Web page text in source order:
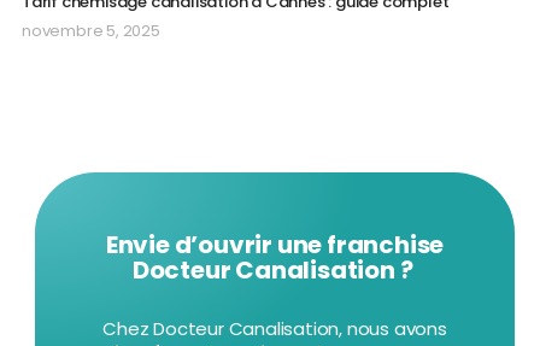
novembre 5, 2025
Envie d’ouvrir une franchise
Docteur Canalisation ?
Chez Docteur Canalisation, nous avons